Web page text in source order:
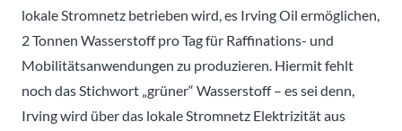
lokale Stromnetz betrieben wird, es Irving Oil ermöglichen,
2 Tonnen Wasserstoff pro Tag für Raffinations- und
Mobilitätsanwendungen zu produzieren. Hiermit fehlt
noch das Stichwort „grüner“ Wasserstoff – es sei denn,
Irving wird über das lokale Stromnetz Elektrizität aus